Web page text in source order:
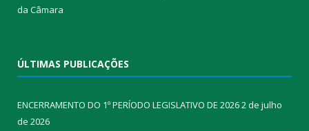
da Câmara​
ÚLTIMAS PUBLICAÇÕES
ENCERRAMENTO DO 1º PERÍODO LEGISLATIVO DE 20262 de julho
de 2026